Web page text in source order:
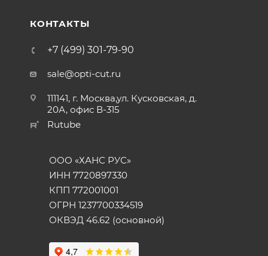
КОНТАКТЫ
+7 (499) 301-79-90
sale@opti-cut.ru
111141, г. Москва,ул. Кусковская, д.
20А, офис В-315
Rutube
ООО «ХАНС РУС»
ИНН 7720897330
КПП 772001001
ОГРН 1237700334519
ОКВЭД 46.62 (основной)